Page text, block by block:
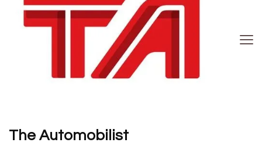
The Automobilist